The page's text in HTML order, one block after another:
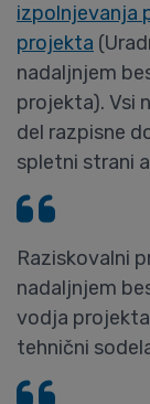
izpolnjevanja
projekta
nadaljnjem
projekta). Vsi
del razpisne
spletni strani
Raziskovalni
nadaljnjem
vodja
tehnični